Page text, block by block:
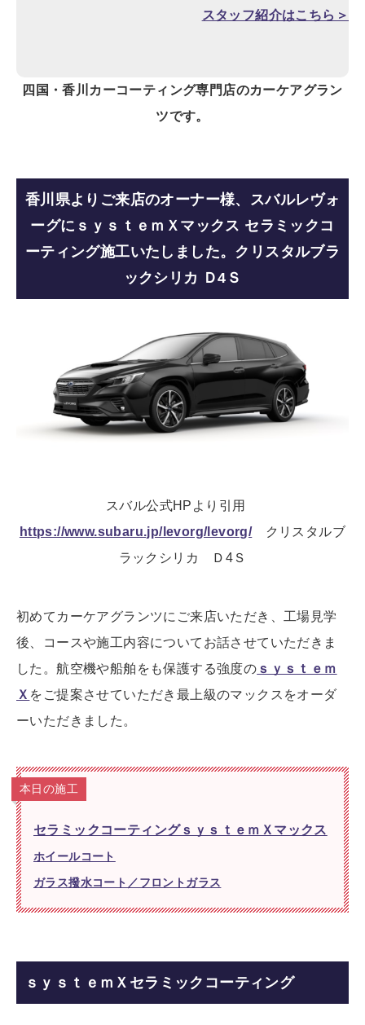
スタッフ紹介はこちら＞
四国・香川カーコーティング専門店のカーケアグラン
ツです。
香川県よりご来店のオーナー様、スバルレヴォ
ーグにｓｙｓｔｅｍＸマックス セラミックコ
ーティング施工いたしました。クリスタルブラ
ックシリカ Ｄ4Ｓ
スバル公式HPより引用
https://www.subaru.jp/levorg/levorg/クリスタルブ
ラックシリカ Ｄ4Ｓ
初めてカーケアグランツにご来店いただき、工場見学
後、コースや施工内容についてお話させていただきま
した。航空機や船舶をも保護する強度の ｓｙｓｔｅｍ
Ｘ をご提案させていただき最上級のマックスをオーダ
ーいただきました。
本日の施工
セラミックコーティングｓｙｓｔｅｍＸマックス
ホイールコート
ガラス撥水コート／フロントガラス
ｓｙｓｔｅｍＸセラミックコーティング